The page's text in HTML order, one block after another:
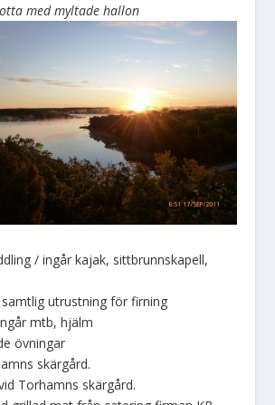
med myltade hallon
/ ingår kajak, sittbrunnskapell,
utrustning för firning
mtb, hjälm
övningar
skärgård.
Torhamns skärgård.